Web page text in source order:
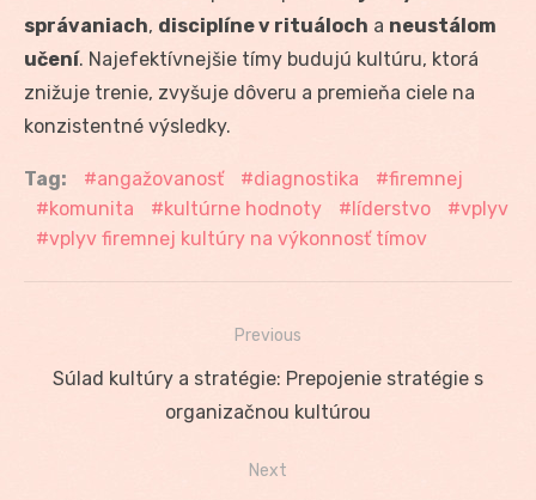
správaniach, disciplíne v rituáloch a neustálom
učení. Najefektívnejšie tímy budujú kultúru, ktorá
znižuje trenie, zvyšuje dôveru a premieňa ciele na
konzistentné výsledky.
Tag: angažovanosť diagnostika
firemnej
komunita
kultúrne hodnoty líderstvo
vplyv
vplyv firemnej kultúry na výkonnosť tímov
Navigácia
Previous
Previous
Súlad kultúry a stratégie: Prepojenie stratégie s
organizačnou kultúrou
Next